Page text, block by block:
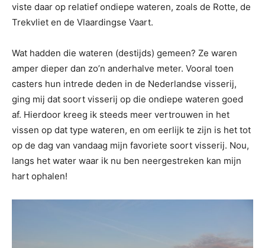
viste daar op relatief ondiepe wateren, zoals de Rotte, de
Trekvliet en de Vlaardingse Vaart.
Wat hadden die wateren (destijds) gemeen? Ze waren
amper dieper dan zo’n anderhalve meter. Vooral toen
casters hun intrede deden in de Nederlandse visserij,
ging mij dat soort visserij op die ondiepe wateren goed
af. Hierdoor kreeg ik steeds meer vertrouwen in het
vissen op dat type wateren, en om eerlijk te zijn is het tot
op de dag van vandaag mijn favoriete soort visserij. Nou,
langs het water waar ik nu ben neergestreken kan mijn
hart ophalen!